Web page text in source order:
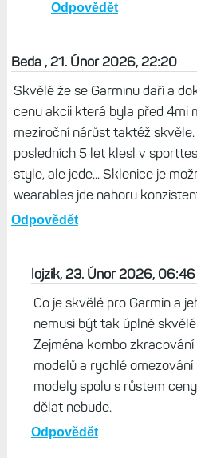
Odpovědět
Beda , 21. Únor 2026, 22:20
Skvělé že se Garminu daří a
cenu akcii která byla před 4mi
meziroční nárůst taktéž
posledních 5 let klesl v
style, ale jede... Sklenice je
wearables jde nahoru
Odpovědět
lojzik, 23. Únor 2026, 06:46
Co je skvělé pro Garmin a
nemusí být tak úplně
Zejména kombo
modelů a rychlé
modely spolu s růstem
dělat nebude.
Odpovědět